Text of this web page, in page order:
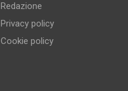
Redazione
Privacy policy
Cookie policy